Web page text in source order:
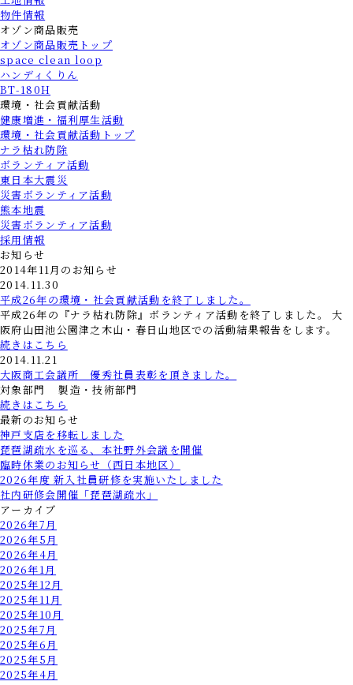
物件情報
オゾン商品販売
オゾン商品販売トップ
space clean loop
ハンディくりん
BT-180H
環境・社会貢献活動
健康増進・福利厚生活動
環境・社会貢献活動トップ
ナラ枯れ防除
ボランティア活動
東日本大震災
災害ボランティア活動
熊本地震
災害ボランティア活動
採用情報
お知らせ
2014年11月のお知らせ
2014.11.30
平成26年の環境・社会貢献活動を終了しました。
平成26年の『ナラ枯れ防除』ボランティア活動を終了しました。 大
阪府山田池公園津之木山・春日山地区での活動結果報告をします。
続きはこちら
2014.11.21
大阪商工会議所 優秀社員表彰を頂きました。
対象部門 製造・技術部門
続きはこちら
最新のお知らせ
神戸支店を移転しました
琵琶湖疏水を巡る、本社野外会議を開催
臨時休業のお知らせ（西日本地区）
2026年度 新入社員研修を実施いたしました
社内研修会開催「琵琶湖疏水」
アーカイブ
2026年7月
2026年5月
2026年4月
2026年1月
2025年12月
2025年11月
2025年10月
2025年7月
2025年6月
2025年5月
2025年4月